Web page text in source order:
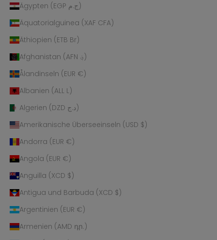
Ägypten (EGP ج.م)
Äquatorialguinea (XAF CFA)
Äthiopien (ETB Br)
Afghanistan (AFN ؋)
Ålandinseln (EUR €)
Albanien (ALL L)
Algerien (DZD د.ج)
Amerikanische Überseeinseln (USD $)
Andorra (EUR €)
Angola (EUR €)
Anguilla (XCD $)
Antigua und Barbuda (XCD $)
Argentinien (EUR €)
Armenien (AMD դր.)